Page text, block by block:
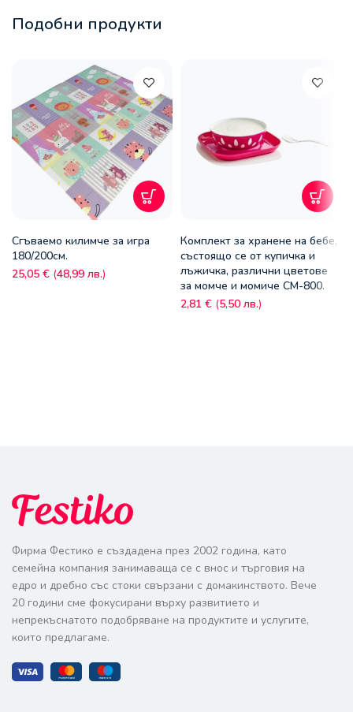
Подобни продукти
Сгъваемо килимче за игра
180/200см.
25,05 € (48,99 лв.)
Комплект за хранене на бебе,
състоящо се от купичка и
лъжичка, различни цветове
за момче и момиче CM-800.
2,81 € (5,50 лв.)
Фирма Фестико е създадена през 2002 година, като
семейна компания занимаваща се с внос и търговия на
едро и дребно със стоки свързани с домакинството. Вече
20 години сме фокусирани върху развитието и
непрекъснатото подобряване на продуктите и услугите,
които предлагаме.